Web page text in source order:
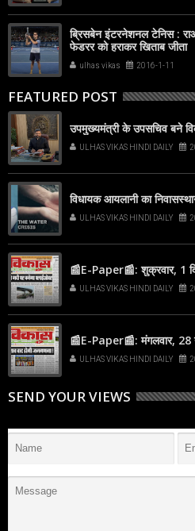
ब्रिसबेन इंटरनेशनल टेनिस :
फेडरर को हराकर खिताब जीता
ulhas vikas 2016-1-11
FEATURED POST
उपमुख्यमंत्री के उपसचिव बने
ULHAS VIKAS HINDI DAILY
विधायक आयलानी का
ULHAS VIKAS HINDI DAILY
📰E-Paper📰: शुक्रवार, 1
ULHAS VIKAS HINDI DAILY
📰E-Paper📰: मंगलवार,
ULHAS VIKAS HINDI DAILY
SEND YOUR VIEWS